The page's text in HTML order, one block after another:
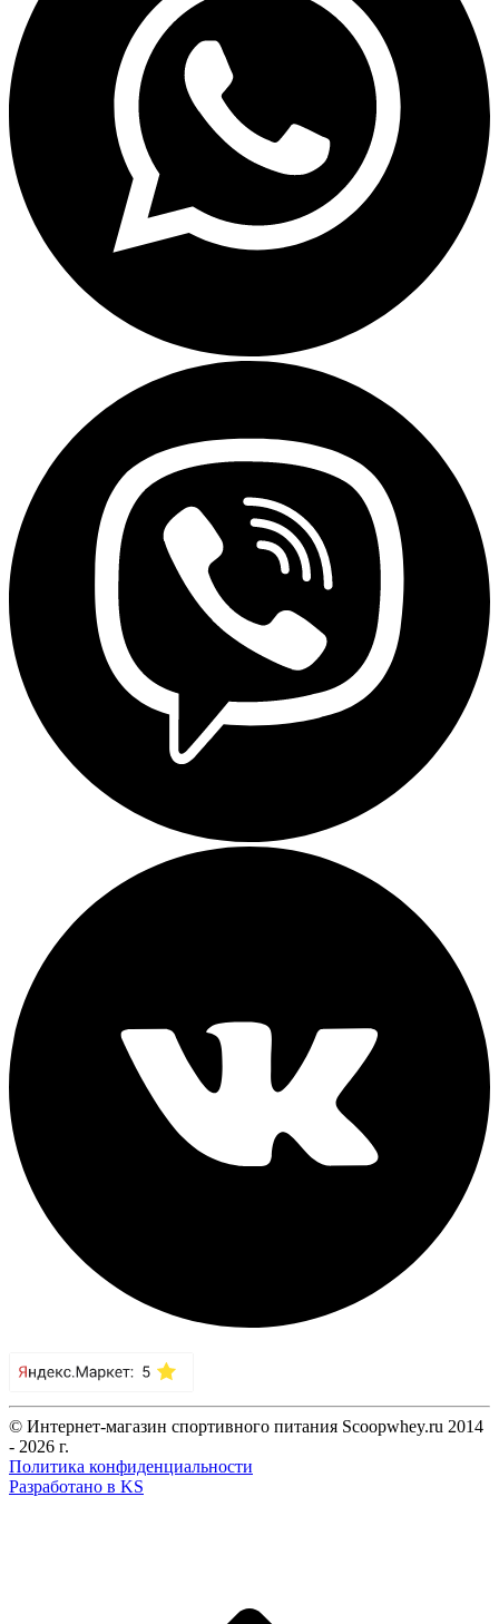
© Интернет-магазин спортивного питания Scoopwhey.ru 2014
- 2026 г.
Политика конфиденциальности
Разработано в KS